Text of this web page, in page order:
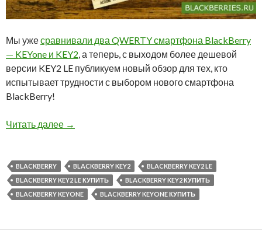
Мы ужесравнивали два QWERTY смартфона BlackBerry
— KEYone и KEY2, а теперь, с выходом более дешевой
версии KEY2 LE публикуем новый обзор для тех, кто
испытывает трудности с выбором нового смартфона
BlackBerry!
Читать далее Что выбрать: BlackBerry KEYone, KEY2 или
→
BLACKBERRY BLACKBERRY KEY2
BLACKBERRY KEY2 LE
BLACKBERRY KEY2 LE КУПИТЬ
BLACKBERRY KEY2 КУПИТЬ
BLACKBERRY KEYONE
BLACKBERRY KEYONE КУПИТЬ